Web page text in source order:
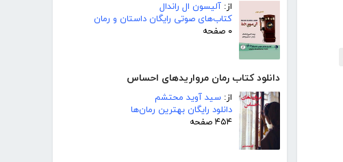
از: آلیسون ال راندال
کتاب‌های صوتی رایگان داستان و رمان
۰ صفحه
دانلود کتاب رمان مرواریدهای احساس
از: سید آوید محتشم
دانلود رایگان بهترین رمان‌ها
۴۵۴ صفحه